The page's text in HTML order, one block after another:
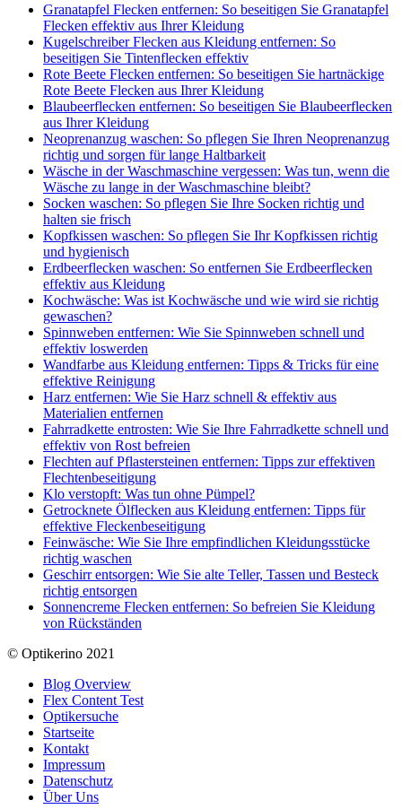
Granatapfel Flecken entfernen: So beseitigen Sie Granatapfel
Flecken effektiv aus Ihrer Kleidung
Kugelschreiber Flecken aus Kleidung entfernen: So
beseitigen Sie Tintenflecken effektiv
Rote Beete Flecken entfernen: So beseitigen Sie hartnäckige
Rote Beete Flecken aus Ihrer Kleidung
Blaubeerflecken entfernen: So beseitigen Sie Blaubeerflecken
aus Ihrer Kleidung
Neoprenanzug waschen: So pflegen Sie Ihren Neoprenanzug
richtig und sorgen für lange Haltbarkeit
Wäsche in der Waschmaschine vergessen: Was tun, wenn die
Wäsche zu lange in der Waschmaschine bleibt?
Socken waschen: So pflegen Sie Ihre Socken richtig und
halten sie frisch
Kopfkissen waschen: So pflegen Sie Ihr Kopfkissen richtig
und hygienisch
Erdbeerflecken waschen: So entfernen Sie Erdbeerflecken
effektiv aus Kleidung
Kochwäsche: Was ist Kochwäsche und wie wird sie richtig
gewaschen?
Spinnweben entfernen: Wie Sie Spinnweben schnell und
effektiv loswerden
Wandfarbe aus Kleidung entfernen: Tipps & Tricks für eine
effektive Reinigung
Harz entfernen: Wie Sie Harz schnell & effektiv aus
Materialien entfernen
Fahrradkette entrosten: Wie Sie Ihre Fahrradkette schnell und
effektiv von Rost befreien
Flechten auf Pflastersteinen entfernen: Tipps zur effektiven
Flechtenbeseitigung
Klo verstopft: Was tun ohne Pümpel?
Getrocknete Ölflecken aus Kleidung entfernen: Tipps für
effektive Fleckenbeseitigung
Feinwäsche: Wie Sie Ihre empfindlichen Kleidungsstücke
richtig waschen
Geschirr entsorgen: Wie Sie alte Teller, Tassen und Besteck
richtig entsorgen
Sonnencreme Flecken entfernen: So befreien Sie Kleidung
von Rückständen
© Optikerino 2021
Blog Overview
Flex Content Test
Optikersuche
Startseite
Kontakt
Impressum
Datenschutz
Über Uns